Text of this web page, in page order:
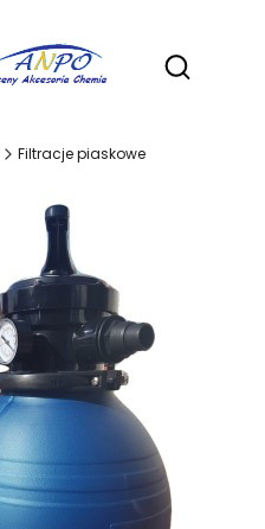
Otwórz
Filtracje piaskowe